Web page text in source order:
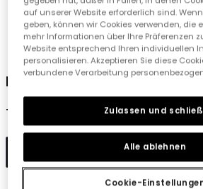
2 3 4 5
Mädchenjeanshose in
19,90 €
In den
auf unserer Website erforderlich sind.
geben, können wir Cookies verwenden, die
mehr Informationen über Ihre Präferenzen
Website entsprechend Ihren individuellen
personalisieren. Akzeptieren Sie diese
verbundene Verarbeitung
Cookie-
Alle ablehnen
Zulassen und